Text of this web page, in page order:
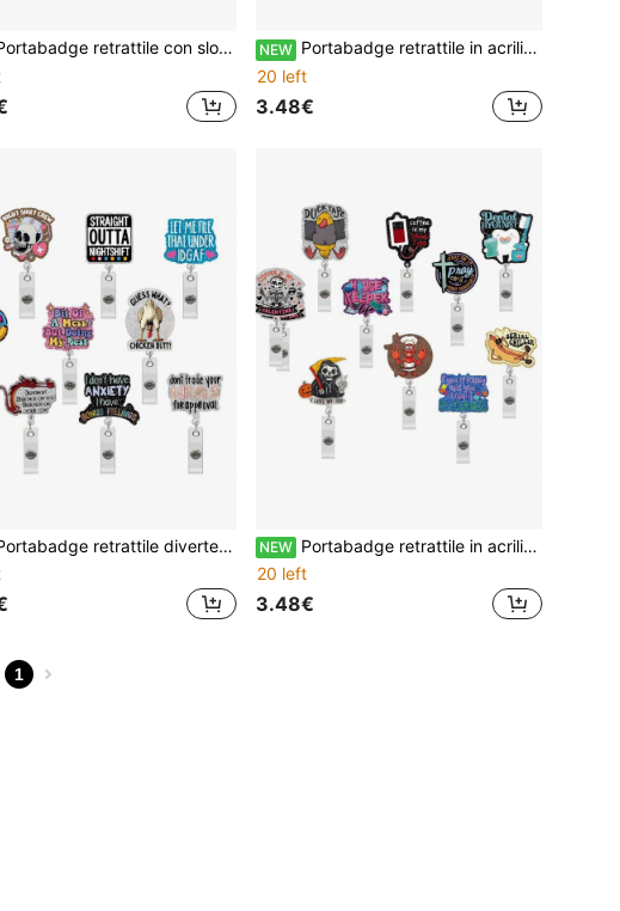
retrattile con slogan carino e divertente, porta-tessera identificativa per infermieri e operatori sanitari, accessori per targhetta con citazione divertente per il personale ospedaliero
NEW Portabadge retrattile in acrilico con molletta a coccodrillo rotante a 360°, portabadge con motivo cartone animato e slogan divertente, molletta per badge per infermieri, igienisti dentali, operatori sanitari, accessorio regalo per le vacanze
20 left
3.48€
retrattile divertente e sfacciato con glitter e molletta a coccodrillo, portabadge per infermiera del turno di notte con citazione scheletro e pollo, accessori carini per operatori sanitari RN CNA ER e divise ospedaliere, molletta per targhetta con meme divertente sulla salute mentale, regalo di apprezzamento per infermieri
NEW Portabadge retrattile in acrilico con molletta a coccodrillo rotante a 360°, portabadge con motivo cartoni animati e slogan divertente, adatto per infermieri, igienisti dentali, operatori sanitari, accessorio regalo per le vacanze
20 left
3.48€
1